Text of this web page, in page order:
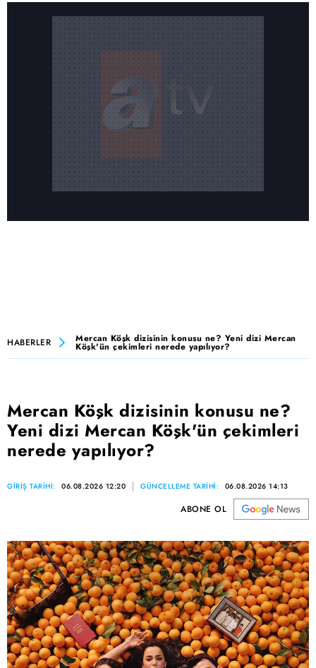
HABERLER Mercan Köşk dizisinin konusu ne? Yeni dizi Mercan
Köşk'ün çekimleri nerede yapılıyor?
Mercan Köşk dizisinin konusu ne?
Yeni dizi Mercan Köşk'ün çekimleri
nerede yapılıyor?
GİRİŞ TARİHİ: 06.08.2026 12:20 GÜNCELLEME TARİHİ: 06.08.2026 14:13
ABONE OL